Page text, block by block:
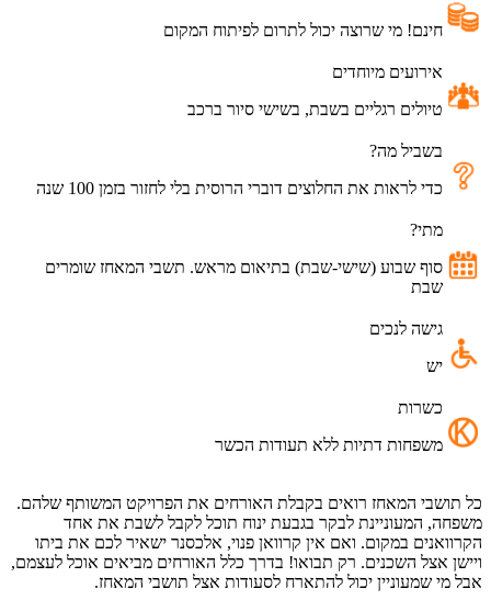
חינם! מי שרוצה יכול לתרום לפיתוח המקום
אירועים מיוחדים
טיולים רגליים בשבת, בשישי סיור ברכב
בשביל מה?
כדי לראות את החלוצים דוברי הרוסית בלי לחזור בזמן 100 שנה
מתי?
סוף שבוע (שישי-שבת) בתיאום מראש. תשבי המאחז שומרים
שבת
גישה לנכים
יש
כשרות
משפחות דתיות ללא תעודות הכשר
כל תושבי המאחז רואים בקבלת האורחים את הפרויקט המשותף שלהם.
משפחה, המעוניינת לבקר בגבעת ינוח תוכל לקבל לשבת את אחד
הקרוואנים במקום. ואם אין קרוואן פנוי, אלכסנר ישאיר לכם את ביתו
ויישן אצל השכנים. רק תבואו! בדרך כלל האורחים מביאים אוכל לעצמם,
אבל מי שמעוניין יכול להתארח לסעודות אצל תושבי המאחז.